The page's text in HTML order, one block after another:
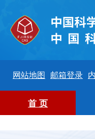
网站地图 邮箱登录
首 页